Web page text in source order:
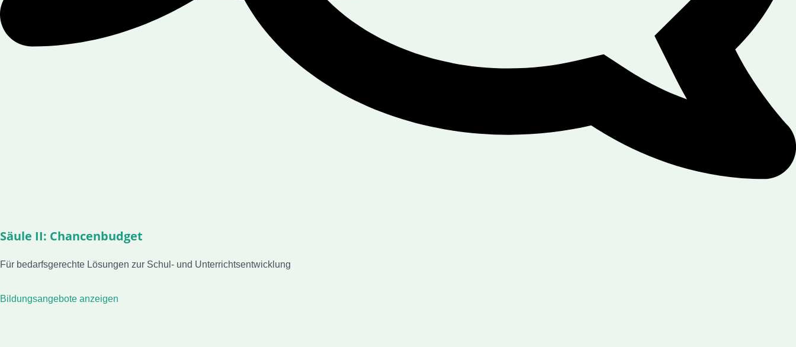
Säule II: Chancenbudget
Für bedarfsgerechte Lösungen zur Schul- und Unterrichtsentwicklung
Bildungsangebote anzeigen